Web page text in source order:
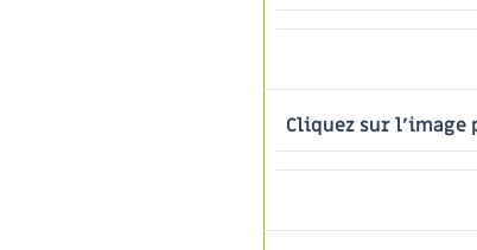
Cliquez sur